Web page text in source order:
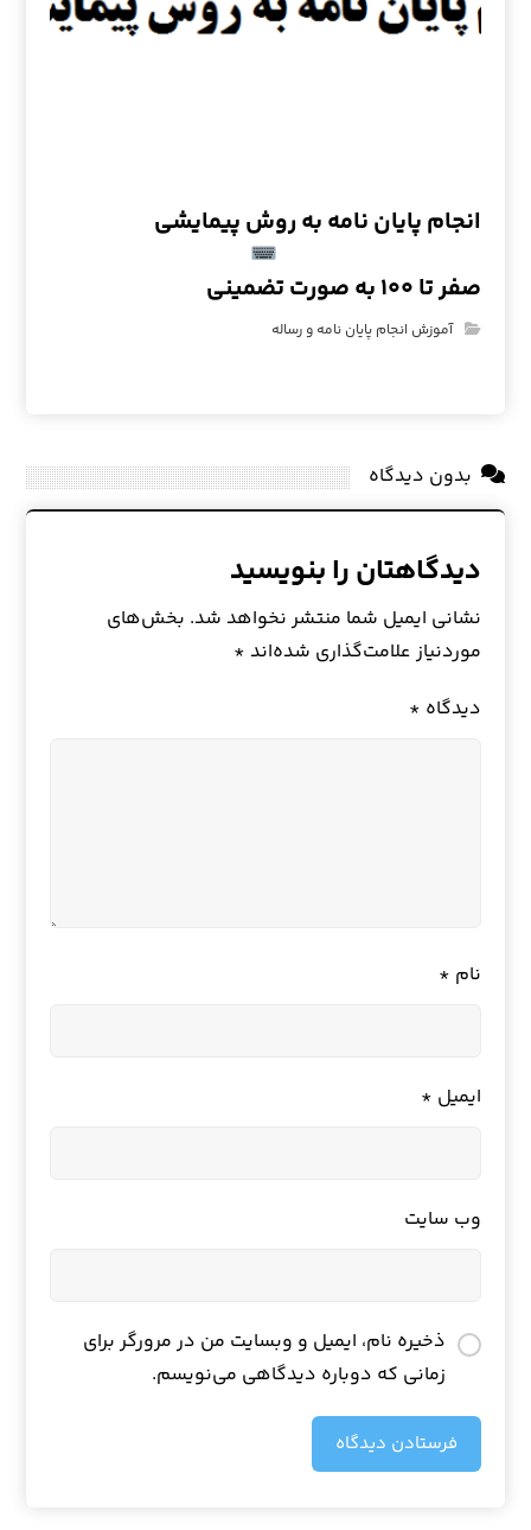
انجام پایان نامه به روش پیمایشی
صفر تا ۱۰۰ به صورت تضمینی
آموزش انجام پایان نامه و رساله
بدون دیدگاه
دیدگاهتان را بنویسید
نشانی ایمیل شما منتشر نخواهد شد. بخش‌های
موردنیاز علامت‌گذاری شده‌اند *
دیدگاه *
نام *
ایمیل *
وب‌ سایت
ذخیره نام، ایمیل و وبسایت من در مرورگر برای
زمانی که دوباره دیدگاهی می‌نویسم.
فرستادن دیدگاه